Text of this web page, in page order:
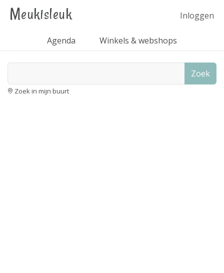
Meukisleuk Inloggen
Agenda Winkels & webshops
Zoek
Zoek in mijn buurt